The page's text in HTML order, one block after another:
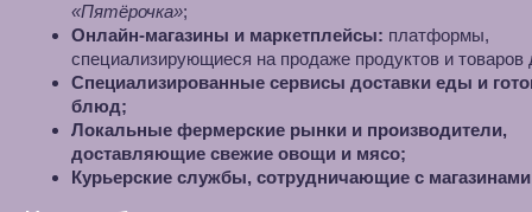
«Пятёрочка»;
Онлайн-магазины и маркетплейсы: платформы,
специализирующиеся на продаже продуктов и товаров
Специализированные сервисы доставки еды и
блюд;
Локальные фермерские рынки и производители,
доставляющие свежие овощи и мясо;
Курьерские службы, сотрудничающие с